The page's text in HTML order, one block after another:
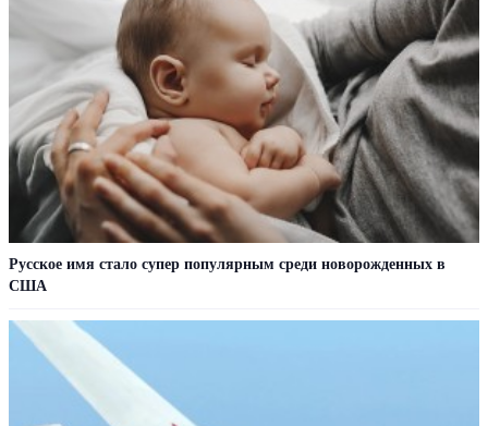
Русское имя стало супер популярным среди новорожденных в
США